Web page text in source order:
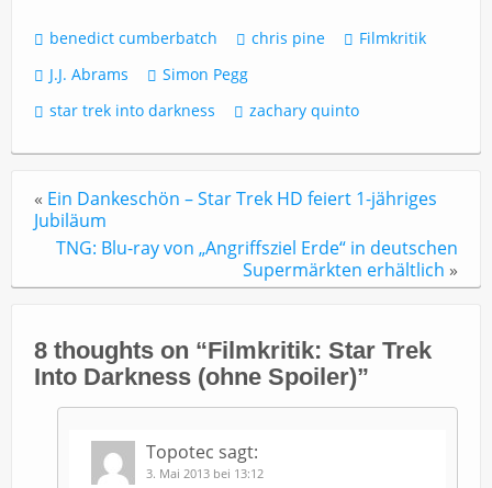
benedict cumberbatch chris pine
Filmkritik
J.J. Abrams
Simon Pegg
star trek into darkness
zachary quinto
« Ein Dankeschön – Star Trek HD feiert 1-jähriges
Jubiläum
TNG: Blu-ray von „Angriffsziel Erde“ in deutschen
Supermärkten erhältlich »
8 thoughts on “Filmkritik: Star Trek
Into Darkness (ohne Spoiler)”
Topotec sagt:
3. Mai 2013 bei 13:12